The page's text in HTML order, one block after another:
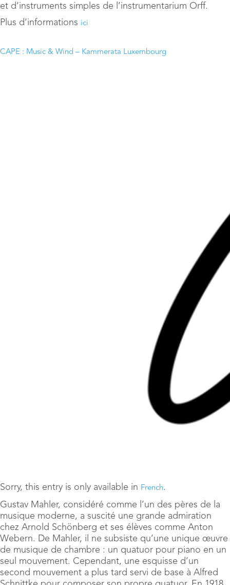
et d’instruments simples de l’instrumentarium Orff.
Plus d’informations ici
CAPE : Music & Wind – Kammerata Luxembourg
Sorry, this entry is only available in French.
Gustav Mahler, considéré comme l’un des pères de la
musique moderne, a suscité une grande admiration
chez Arnold Schönberg et ses élèves comme Anton
Webern. De Mahler, il ne subsiste qu’une unique œuvre
de musique de chambre : un quatuor pour piano en un
seul mouvement. Cependant, une esquisse d’un
second mouvement a plus tard servi de base à Alfred